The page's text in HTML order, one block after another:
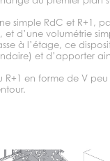
simple RdC et R+1,
et d’une volumétrie
à l’étage, ce
et d’apporter
R+1 en forme de V